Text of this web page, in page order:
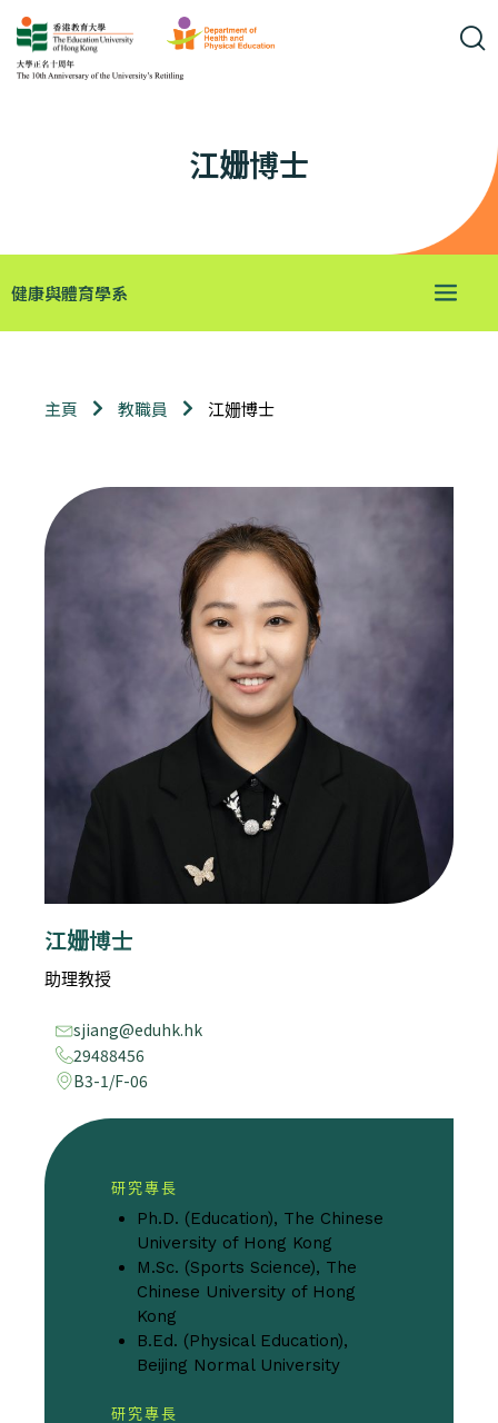
江姗博士
健康與體育學系
主頁 教職員 江姗博士
江姗博士
助理教授
sjiang@eduhk.hk
29488456
B3-1/F-06
研究專長
Ph.D. (Education), The Chinese
University of Hong Kong
M.Sc. (Sports Science), The
Chinese University of Hong
Kong
B.Ed. (Physical Education),
Beijing Normal University
研究專長